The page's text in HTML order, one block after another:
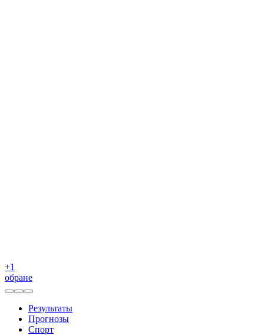
+1
обране
Результаты
Прогнозы
Спорт